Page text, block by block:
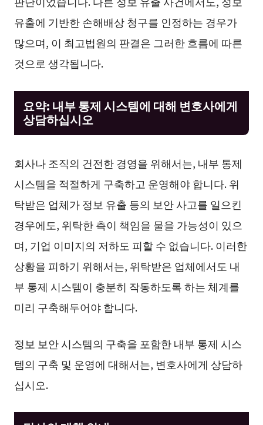
유출에 기반한 손해배상 청구를 인정하는 경우가
많으며, 이 최고법원의 판결은 그러한 흐름에 따른
것으로 생각됩니다.
요약: 내부 통제 시스템에 대해 변호사에게
상담하십시오
회사나 조직의 건전한 경영을 위해서는, 내부 통제
시스템을 적절하게 구축하고 운영해야 합니다. 위
탁받은 업체가 정보 유출 등의 보안 사고를 일으킨
경우에도, 위탁한 측이 책임을 물을 가능성이 있으
며, 기업 이미지의 저하도 피할 수 없습니다. 이러한
상황을 피하기 위해서는, 위탁받은 업체에서도 내
부 통제 시스템이 충분히 작동하도록 하는 체계를
미리 구축해두어야 합니다.
정보 보안 시스템의 구축을 포함한 내부 통제 시스
템의 구축 및 운영에 대해서는, 변호사에게 상담하
십시오.